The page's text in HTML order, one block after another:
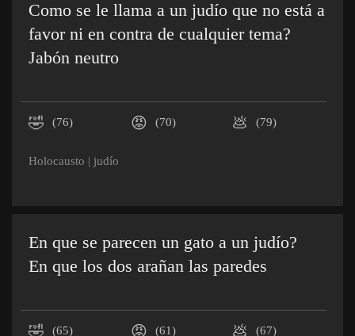
Como se le llama a un judío que no está a
favor ni en contra de cualquier tema?
Jabón neutro
🤣 (76) 😡 (70) 💩 (79)
Holocausto | judío
En que se parecen un gato a un judío?
En que los dos arañan las paredes
🤣 (65) 😡 (61) 💩 (67)